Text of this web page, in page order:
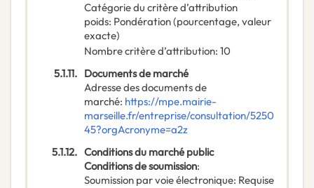
Catégorie du critère d’attribution
poids: Pondération (pourcentage, valeur
exacte)
Nombre critère d’attribution: 10
5.1.11. Documents de marché
Adresse des documents de
marché: https://mpe.mairie-
marseille.fr/entreprise/consultation/5250
45?orgAcronyme=a2z
5.1.12. Conditions du marché public
Conditions de soumission:
Soumission par voie électronique: Requise